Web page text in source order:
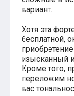
Властелин колец:
Гордость и
Классическая
Времена года -
Времена года -
Сонаты Бетховена
Ноты для вальса
Из мультфильмов
Король лев
Холодное сердце
вариант.
Хотя эта
бесплатной,
изысканный
Кроме того,
переложим
вас